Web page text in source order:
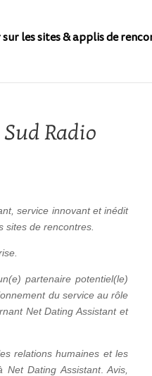
les sites & applis de
Radio
service innovant et inédit
sites de rencontres.
partenaire potentiel(le)
du service au rôle
Net Dating Assistant et
relations humaines et les
Dating Assistant. Avis,